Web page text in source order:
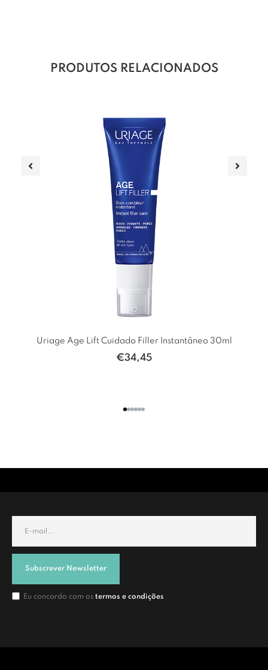
PRODUTOS RELACIONADOS
Uriage Age Lift Cuidado Filler Instantâneo 30ml
€34,45
Subscrever Newsletter
Eu concordo com os termos e condições